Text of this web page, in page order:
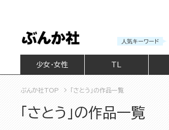
人気キーワード
少女・女性
ぶんか社TOP 「さとう」の作品一覧
「さとう」の作品一覧